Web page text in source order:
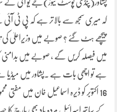
پشاور(پنڈی پوسٹ نیوز)جے یو آئی کے
کہ میری سمجھ سے بالاتر ہے کہ پی ٹی
پیچھے ہٹ گئے ؟ صوبے میں وزیراعلیٰ کی
میں فیصلہ کریں گے ، صوبے میں بدامنی
ہے تو اچھی بات ہے ۔پشاور میں میڈیا
16 اکتوبر کو ڈیرہ اسماعیل خان میں مفتی
کے ساتھ اسرائیل مردہ باد بھی مارچ کا